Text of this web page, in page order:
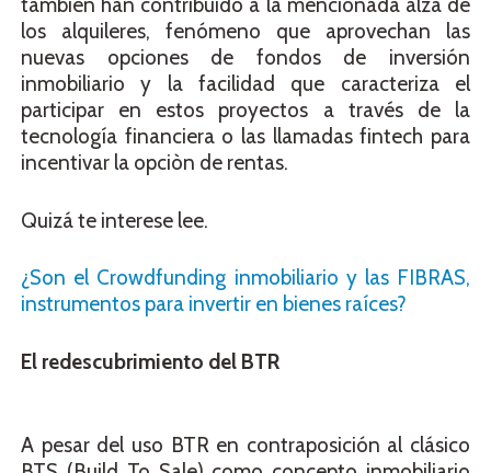
los alquileres, fenómeno que aprovechan las
nuevas opciones de fondos de inversión
inmobiliario y la facilidad que caracteriza el
participar en estos proyectos a través de la
tecnología financiera o las llamadas fintech para
incentivar la opciòn de rentas.
Quizá te interese lee.
¿Son el Crowdfunding inmobiliario y las FIBRAS,
instrumentos para invertir en bienes raíces?
El redescubrimiento del BTR
A pesar del uso BTR en contraposición al clásico